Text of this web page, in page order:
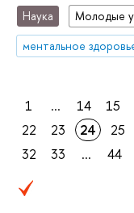
Наука
Молодые
ментальное
1 ... 14 15
22
23 24 25
32
33 ... 44